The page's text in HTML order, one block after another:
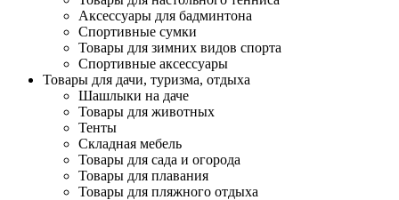
Аксессуары для бадминтона
Спортивные сумки
Товары для зимних видов спорта
Спортивные аксессуары
Товары для дачи, туризма, отдыха
Шашлыки на даче
Товары для животных
Тенты
Складная мебель
Товары для сада и огорода
Товары для плавания
Товары для пляжного отдыха